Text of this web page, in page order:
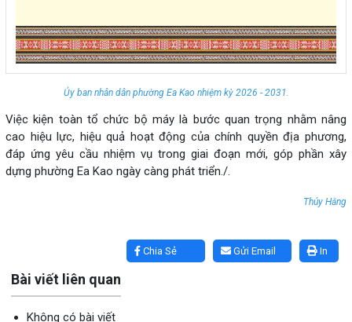
Ủy ban nhân dân phường Ea Kao nhiệm kỳ 2026 - 2031.
Việc kiện toàn tổ chức bộ máy là bước quan trọng nhằm nâng
cao hiệu lực, hiệu quả hoạt động của chính quyền địa phương,
đáp ứng yêu cầu nhiệm vụ trong giai đoạn mới, góp phần xây
dựng phường Ea Kao ngày càng phát triển./.
Thúy Hằng
In
Gửi Email
Chia Sẻ
Bài viết liên quan
Không có bài viết